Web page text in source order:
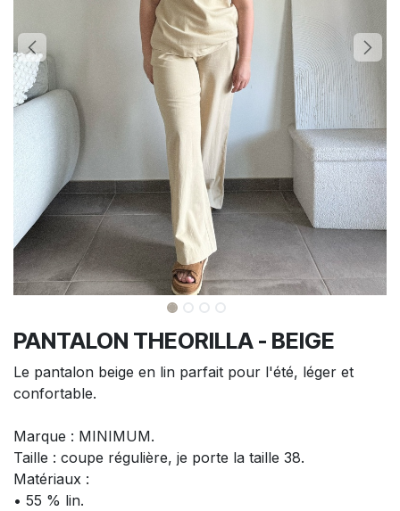
PANTALON THEORILLA - BEIGE
Le pantalon beige en lin parfait pour l'été, léger et
confortable.
Marque : MINIMUM.
Taille : coupe régulière, je porte la taille 38.
Matériaux :
• 55 % lin.